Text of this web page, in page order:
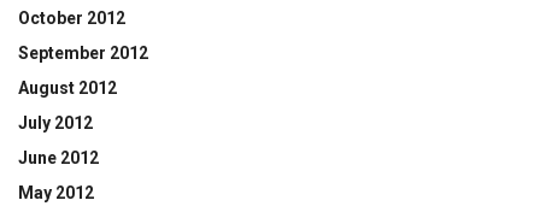
October 2012
September 2012
August 2012
July 2012
June 2012
May 2012